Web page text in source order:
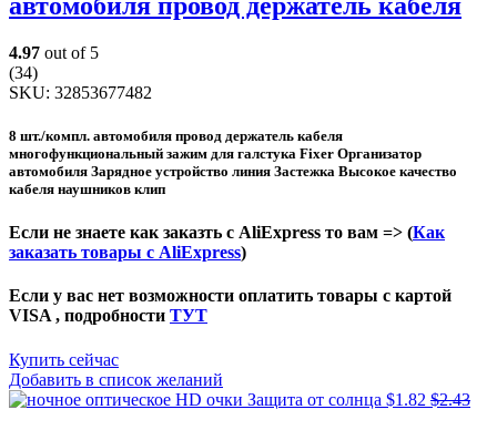
4.97 out of 5
(34)
SKU: 32853677482
8 шт./компл. автомобиля провод держатель кабеля
многофункциональный зажим для галстука Fixer Организатор
автомобиля Зарядное устройство линия Застежка Высокое качество
кабеля наушников клип
Если не знаете как заказть с AliExpress то вам => (Как
заказать товары с AliExpress)
Если у вас нет возможности оплатить товары с картой
VISA , подробности ТУТ
Купить сейчас
Добавить в список желаний
$1.82 $2.43